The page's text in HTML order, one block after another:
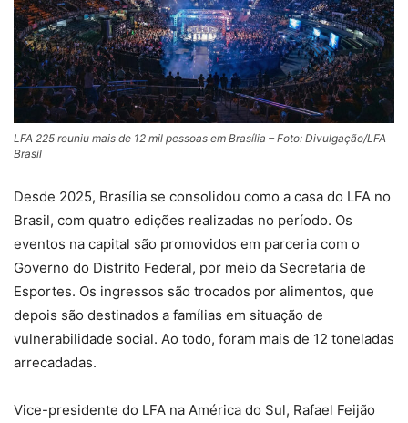
LFA 225 reuniu mais de 12 mil pessoas em Brasília – Foto: Divulgação/LFA
Brasil
Desde 2025, Brasília se consolidou como a casa do LFA no
Brasil, com quatro edições realizadas no período. Os
eventos na capital são promovidos em parceria com o
Governo do Distrito Federal, por meio da Secretaria de
Esportes. Os ingressos são trocados por alimentos, que
depois são destinados a famílias em situação de
vulnerabilidade social. Ao todo, foram mais de 12 toneladas
arrecadadas.
Vice-presidente do LFA na América do Sul, Rafael Feijão